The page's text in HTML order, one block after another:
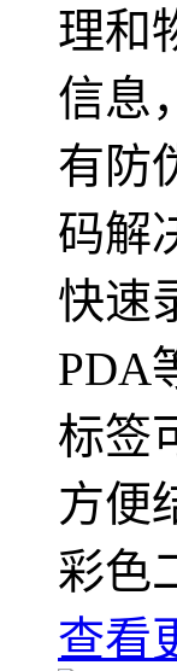
理和
信息
有防
码解
快速
PDA
标签
方便
彩色
查看